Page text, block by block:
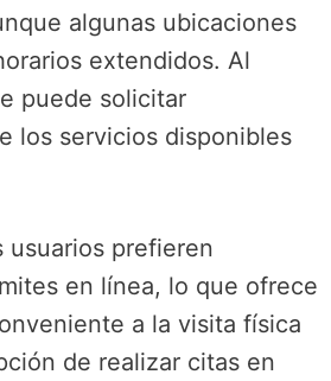
algunas ubicaciones
extendidos. Al
puede solicitar
los servicios disponibles
usuarios prefieren
en línea, lo que ofrece
a la visita física
de realizar citas en